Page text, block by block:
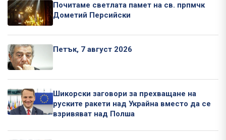
Почитаме светлата памет на св. прпмчк
Дометий Персийски
Петък, 7 август 2026
Шикорски заговори за прехващане на
руските ракети над Украйна вместо да се
взривяват над Полша